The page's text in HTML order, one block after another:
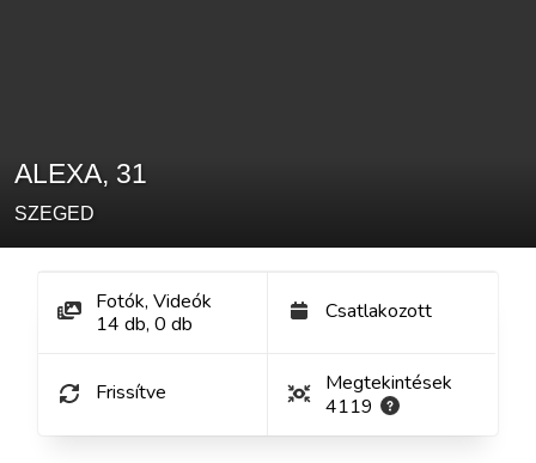
ALEXA, 31
SZEGED
Fotók, Videók
14 db, 0 db Csatlakozott
Frissítve
Megtekintések
4119